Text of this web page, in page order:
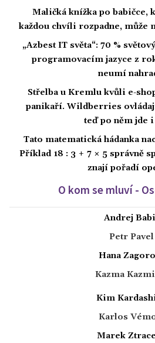
Maličká knížka po babičce,
každou chvíli rozpadne, může
„Azbest IT světa“: 70 %
programovacím jazyce z
neumí
Střelba u Kremlu kvůli e-
panikaří. Wildberries
teď po něm jde
Tato matematická hádanka
Příklad 18 : 3 + 7 × 5 správně
znají pořadí
O kom se mluví -
Andrej
Petr Pavel
Hana
Kazma
Kim
Karlos
Marek